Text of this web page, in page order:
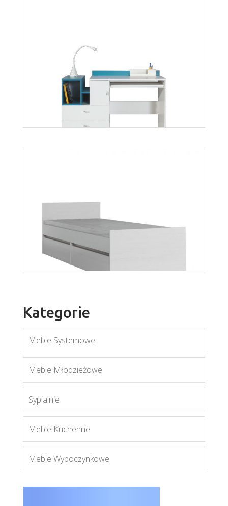
Mati R4S
Więcej
Mobi MO11
Więcej
Kategorie
Meble Systemowe
Meble Młodzieżowe
Sypialnie
Meble Kuchenne
Meble Wypoczynkowe